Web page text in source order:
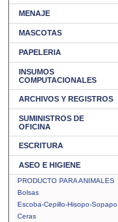
MENAJE
MASCOTAS
PAPELERIA
INSUMOS
COMPUTACIONALES
ARCHIVOS Y REGISTROS
SUMINISTROS DE
OFICINA
ESCRITURA
ASEO E HIGIENE
PRODUCTO PARA ANIMALES
Bolsas
Escoba-Cepillo-Hisopo-Sopapo
Ceras